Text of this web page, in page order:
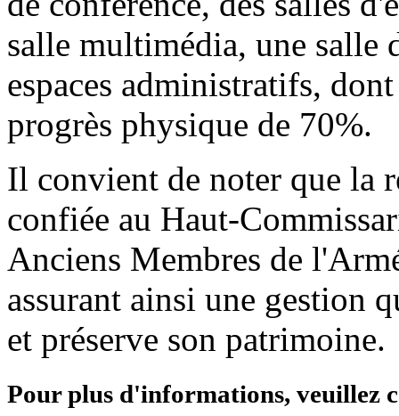
salle multimédia, une salle
espaces administratifs,
progrès physique de 70%.
Il convient de noter que la
confiée au Haut-
Anciens Membres de
assurant ainsi une gestion
et préserve son patrimoine.
Pour plus d'informations, veuillez